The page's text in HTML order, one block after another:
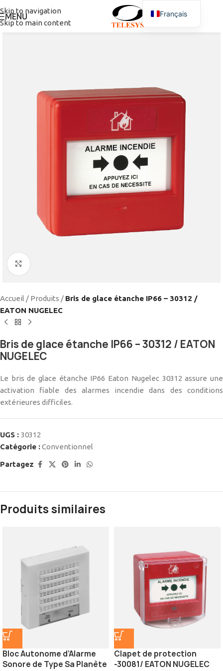
Skip to navigation
Skip to main content
MENU
Accueil / Produits / Bris de glace étanche IP66 – 30312 /
EATON NUGELEC
Bris de glace étanche IP66 – 30312 / EATON
NUGELEC
Le bris de glace étanche IP66 Eaton Nugelec 30312 assure une
activation fiable des alarmes incendie dans des conditions
extérieures difficiles.
UGS : 30312
Catégorie :Conventionnel
Partagez
Produits similaires
Bloc Autonome d’Alarme
Sonore de Type Sa Planète
Clapet de protection
-30081/ EATON NUGELEC
Français